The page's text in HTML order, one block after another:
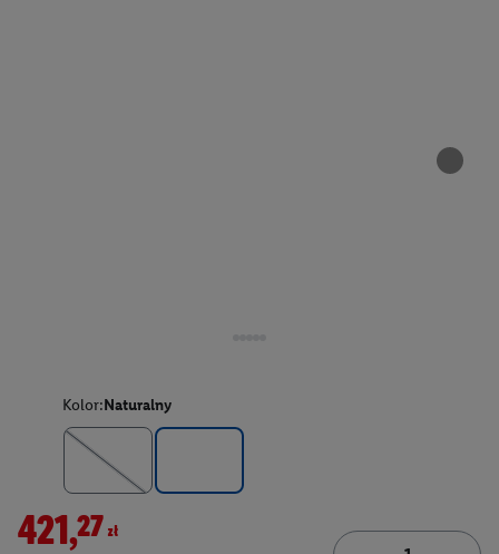
Kolor:Naturalny
421,27zł